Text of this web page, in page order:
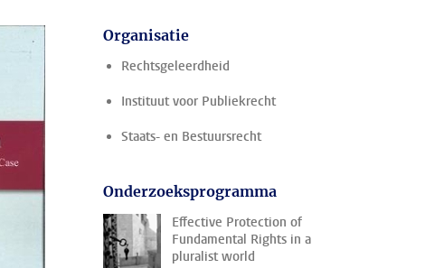
Organisatie
Rechtsgeleerdheid
Instituut voor Publiekrecht
Staats- en Bestuursrecht
Onderzoeksprogramma
Effective Protection of
Fundamental Rights in a
pluralist world